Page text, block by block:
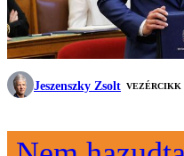
Jeszenszky Zsolt VEZÉRCIKK